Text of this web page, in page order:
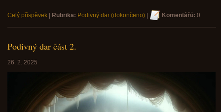
Celý příspěvek Rubrika: Podivný dar (dokončeno) Komentářů: 0
Podivný dar část 2.
26. 2. 2025